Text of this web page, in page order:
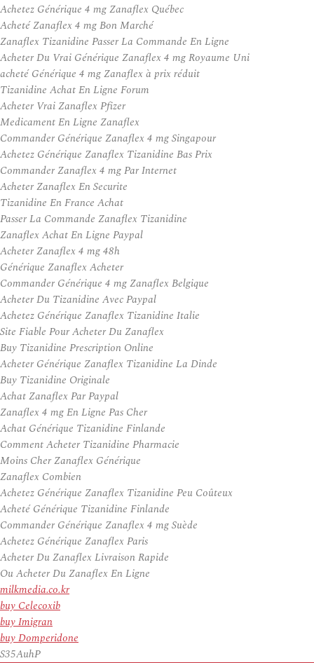
Achetez Générique 4 mg Zanaflex Québec
Acheté Zanaflex 4 mg Bon Marché
Zanaflex Tizanidine Passer La Commande En Ligne
Acheter Du Vrai Générique Zanaflex 4 mg Royaume Uni
acheté Générique 4 mg Zanaflex à prix réduit
Tizanidine Achat En Ligne Forum
Acheter Vrai Zanaflex Pfizer
Medicament En Ligne Zanaflex
Commander Générique Zanaflex 4 mg Singapour
Achetez Générique Zanaflex Tizanidine Bas Prix
Commander Zanaflex 4 mg Par Internet
Acheter Zanaflex En Securite
Tizanidine En France Achat
Passer La Commande Zanaflex Tizanidine
Zanaflex Achat En Ligne Paypal
Acheter Zanaflex 4 mg 48h
Générique Zanaflex Acheter
Commander Générique 4 mg Zanaflex Belgique
Acheter Du Tizanidine Avec Paypal
Achetez Générique Zanaflex Tizanidine Italie
Site Fiable Pour Acheter Du Zanaflex
Buy Tizanidine Prescription Online
Acheter Générique Zanaflex Tizanidine La Dinde
Buy Tizanidine Originale
Achat Zanaflex Par Paypal
Zanaflex 4 mg En Ligne Pas Cher
Achat Générique Tizanidine Finlande
Comment Acheter Tizanidine Pharmacie
Moins Cher Zanaflex Générique
Zanaflex Combien
Achetez Générique Zanaflex Tizanidine Peu Coûteux
Acheté Générique Tizanidine Finlande
Commander Générique Zanaflex 4 mg Suède
Achetez Générique Zanaflex Paris
Acheter Du Zanaflex Livraison Rapide
Ou Acheter Du Zanaflex En Ligne
milkmedia.co.kr
buy Celecoxib
buy Imigran
buy Domperidone
S35AuhP